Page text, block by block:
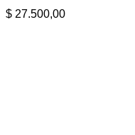
$ 27.500,00